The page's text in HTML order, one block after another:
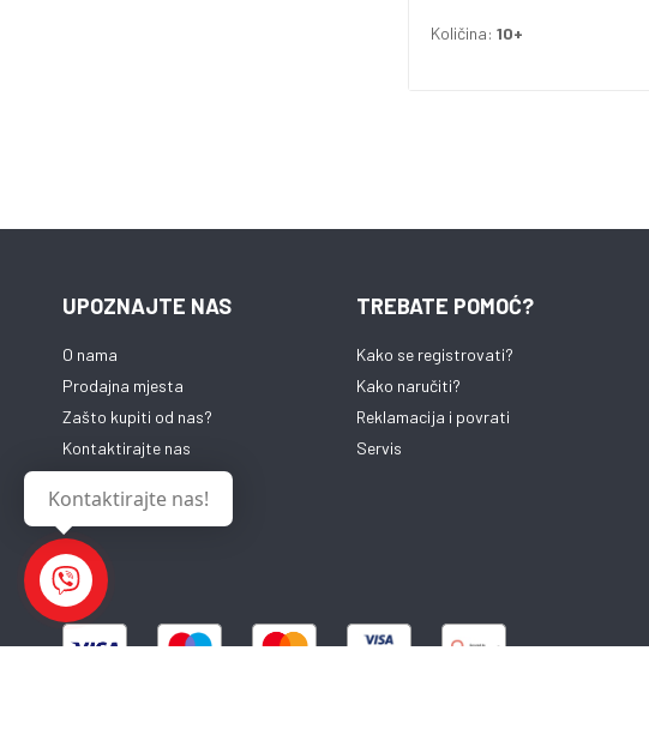
Noise Cancellation) i udobnom
aktivna tehnologija smanjenja
pozadinsku buku oko vas,
iskustvo bez ometanja. Bilo da
putujete, radite ili se opuštate,
ANC vam pomaže u fokusiranju
savršeno uklapaju u uši i
pružaju siguran i stabilan
Količina: 10+
UPOZNAJTE NAS
O nama
Prodajna mjesta
Zašto kupiti od nas?
Kontaktirajte nas
TREBATE POMOĆ?
Kako se registrovati?
Kako naručiti?
Reklamacija i povrati
Servis
Kontaktirajte nas!